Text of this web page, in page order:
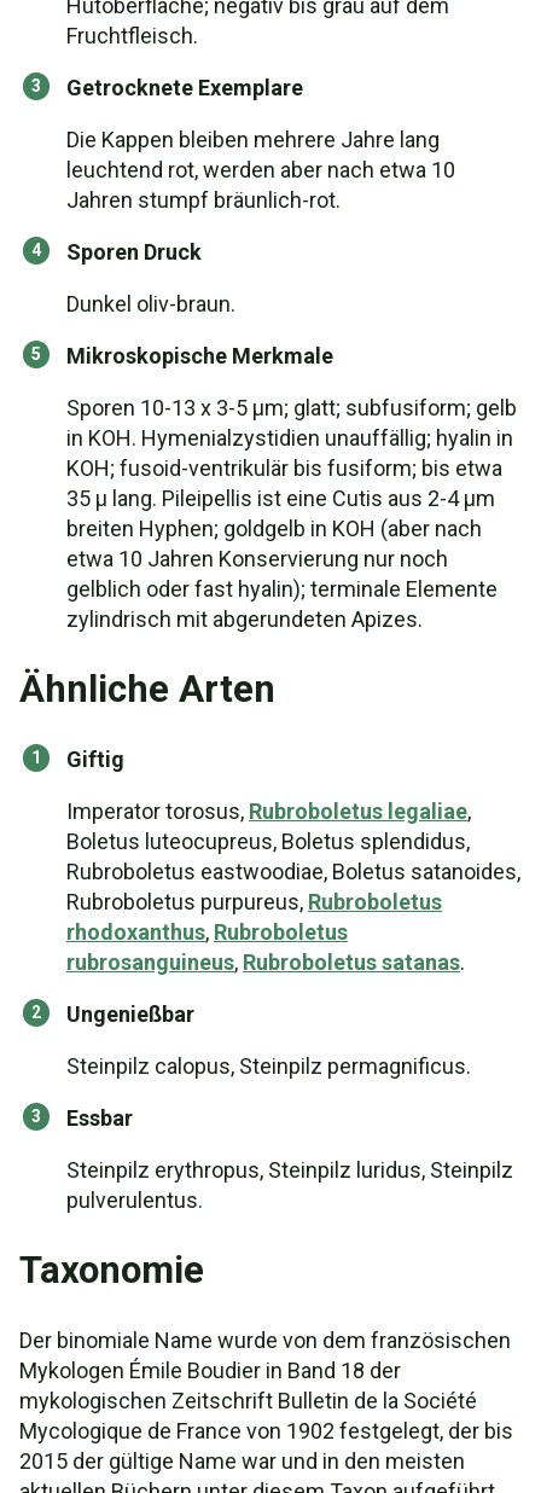
Hutoberfläche; negativ bis grau auf dem
Fruchtfleisch.
Getrocknete Exemplare
Die Kappen bleiben mehrere Jahre lang
leuchtend rot, werden aber nach etwa 10
Jahren stumpf bräunlich-rot.
Sporen Druck
Dunkel oliv-braun.
Mikroskopische Merkmale
Sporen 10-13 x 3-5 µm; glatt; subfusiform; gelb
in KOH. Hymenialzystidien unauffällig; hyalin in
KOH; fusoid-ventrikulär bis fusiform; bis etwa
35 µ lang. Pileipellis ist eine Cutis aus 2-4 µm
breiten Hyphen; goldgelb in KOH (aber nach
etwa 10 Jahren Konservierung nur noch
gelblich oder fast hyalin); terminale Elemente
zylindrisch mit abgerundeten Apizes.
Ähnliche Arten
Giftig
Imperator torosus, Rubroboletus legaliae,
Boletus luteocupreus, Boletus splendidus,
Rubroboletus eastwoodiae, Boletus satanoides,
Rubroboletus purpureus, Rubroboletus
rhodoxanthus, Rubroboletus
rubrosanguineus, Rubroboletus satanas.
Ungenießbar
Steinpilz calopus, Steinpilz permagnificus.
Essbar
Steinpilz erythropus, Steinpilz luridus, Steinpilz
pulverulentus.
Taxonomie
Der binomiale Name wurde von dem französischen
Mykologen Émile Boudier in Band 18 der
mykologischen Zeitschrift Bulletin de la Société
Mycologique de France von 1902 festgelegt, der bis
2015 der gültige Name war und in den meisten